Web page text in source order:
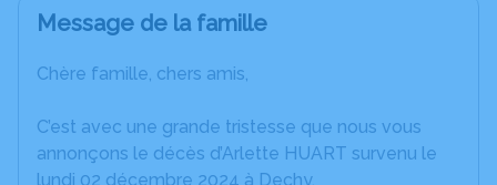
Message de la famille
Chère famille, chers amis,
C’est avec une grande tristesse que nous vous
annonçons le décès d’Arlette HUART survenu le
lundi 02 décembre 2024 à Dechy.